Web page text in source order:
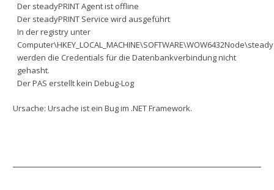
Der steadyPRINT Agent ist offline
Der steadyPRINT Service wird ausgeführt
In der registry unter
werden die Credentials für die Datenbankverbindung nicht
gehasht.
Der PAS erstellt kein Debug-Log
Ursache: Ursache ist ein Bug im .NET Framework.